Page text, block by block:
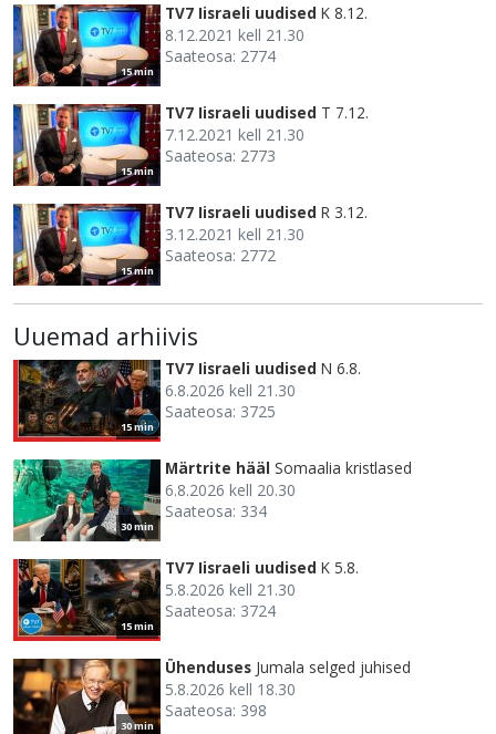
15 min
TV7 Iisraeli uudised K 8.12.
8.12.2021 kell 21.30
Saateosa: 2774
15 min
TV7 Iisraeli uudised T 7.12.
7.12.2021 kell 21.30
Saateosa: 2773
15 min
TV7 Iisraeli uudised R 3.12.
3.12.2021 kell 21.30
Saateosa: 2772
Uuemad arhiivis
15 min
TV7 Iisraeli uudised N 6.8.
6.8.2026 kell 21.30
Saateosa: 3725
30 min
Märtrite hääl Somaalia kristlased
6.8.2026 kell 20.30
Saateosa: 334
15 min
TV7 Iisraeli uudised K 5.8.
5.8.2026 kell 21.30
Saateosa: 3724
30 min
Ühenduses Jumala selged juhised
5.8.2026 kell 18.30
Saateosa: 398